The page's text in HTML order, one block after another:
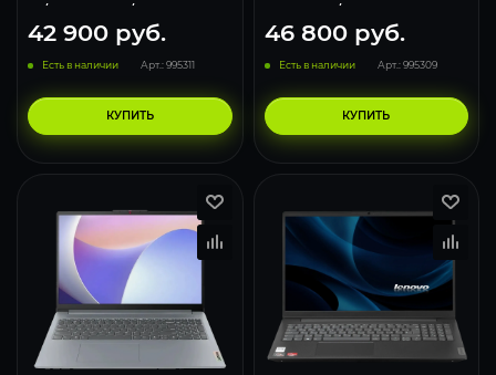
Fi/Bluetooth/Win 10 Pro)
82C400S6RU, Grey
42 900 руб.
Есть в наличии Арт.: 995311
КУПИТЬ
Graphics/no OS) Grey
46 800руб.
Есть в наличии Арт.: 995309
КУПИТЬ